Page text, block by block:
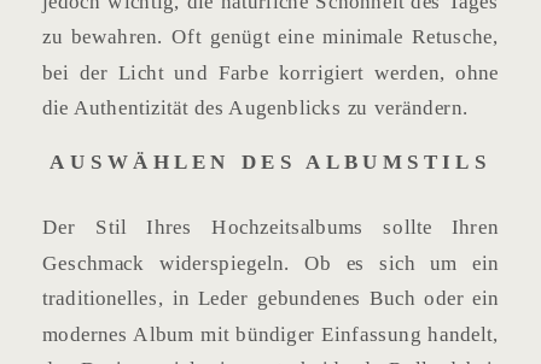
zu bewahren. Oft genügt eine minimale Retusche,
bei der Licht und Farbe korrigiert werden, ohne
die Authentizität des Augenblicks zu verändern.
AUSWÄHLEN DES ALBUMSTILS
Der Stil Ihres Hochzeitsalbums sollte Ihren
Geschmack widerspiegeln. Ob es sich um ein
traditionelles, in Leder gebundenes Buch oder ein
modernes Album mit bündiger Einfassung handelt,